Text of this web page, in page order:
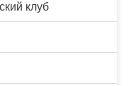
клуб